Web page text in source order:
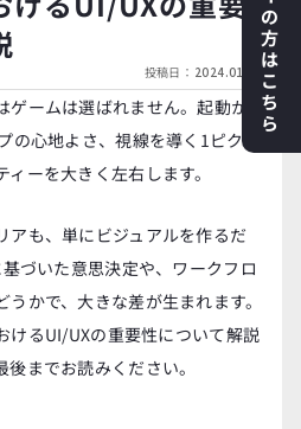
投稿日： 2024.01.01
ゲームは選ばれません。起動か
の心地よさ、視線を導く1ピクセ
ーを大きく左右します。
アも、単にビジュアルを作るだ
づいた意思決定や、ワークフロ
かで、大きな差が生まれます。
けるUI/UXの重要性について解説
までお読みください。
の
方
は
こ
ち
ら